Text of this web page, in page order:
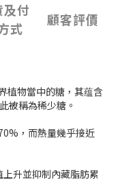
及付
式
顧客評價
植物當中的糖，其蕴含
被稱為稀少糖。
，而熱量幾乎接近
升並抑制內藏脂肪累